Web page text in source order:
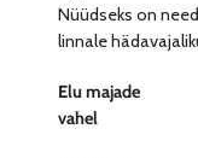
Nüüdseks on
linnale
Elu majade
vahel